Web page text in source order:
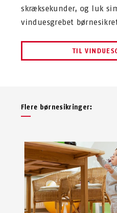
skræksekunder, og luk
vinduesgrebet
TIL
Flere børnesikringer: